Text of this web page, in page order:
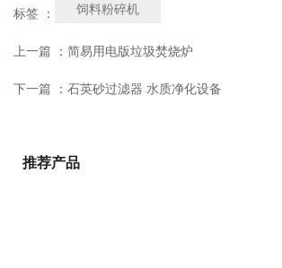
标签 ： 饲料粉碎机
上一篇 ： 简易用电版垃圾焚烧炉
下一篇 ： 石英砂过滤器 水质净化设备
推荐产品